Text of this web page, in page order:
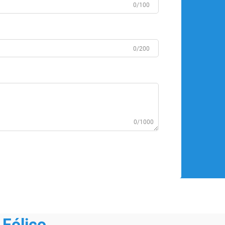
0/100
0/200
0/1000